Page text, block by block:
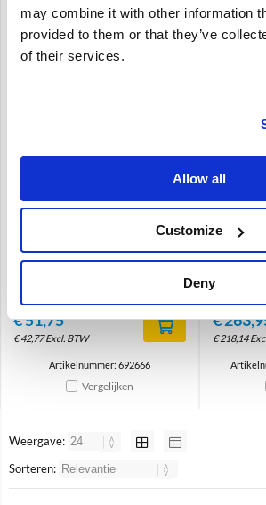
may combine it with other information
provided to them or that they’ve
of their services.
Allow all
Customize
Deny
Kleurcode 170-505 419-
inerieurcode 170-505, 419-517,
513-521
€51,75
€42,77 Excl. BTW
Artikelnummer: 692666
Vergelijken
Stoel
(1
code
Amazon
Zitting
Blauw
€
€218,14
Weergave:
Sorteren: